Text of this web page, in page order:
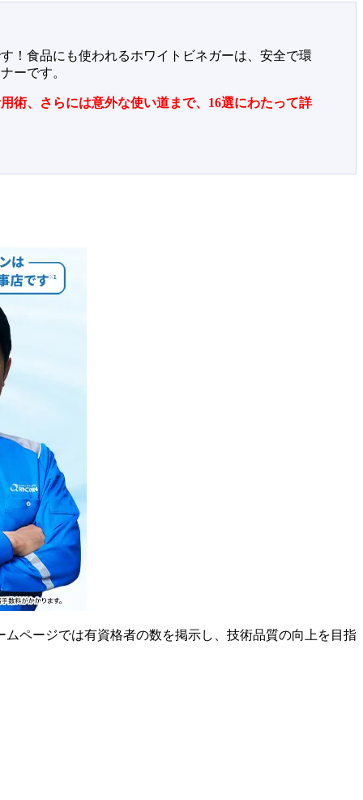
！食品にも使われるホワイトビネガーは、安全で環
ーです。
術、さらには意外な使い道まで、16選にわたって詳
ページでは有資格者の数を掲示し、技術品質の向上を目指